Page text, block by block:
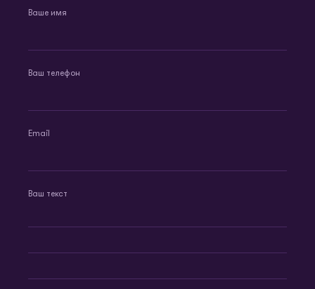
Ваше имя
Ваш телефон
Email
Ваш текст